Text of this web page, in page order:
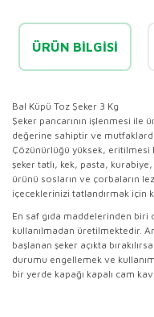
ÜRÜN BILGISI
Bal Küpü Toz Şeker 3 Kg
Şeker pancarının işlenmesi ile
değerine sahiptir ve
Çözünürlüğü yüksek,
şeker tatlı, kek, pasta,
ürünü sosların ve çorbaların
içeceklerinizi tatlandırmak için
En saf gıda maddelerinden biri
kullanılmadan üretilmektedir.
başlanan şeker açıkta
durumu engellemek ve
bir yerde kapağı kapalı cam